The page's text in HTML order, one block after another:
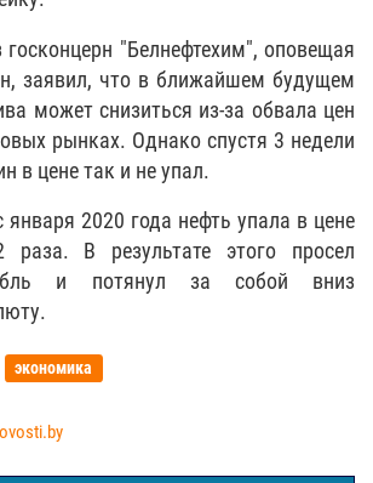
"Белнефтехим", оповещая
заявил, что в ближайшем будущем
может снизиться из-за обвала цен
рынках. Однако спустя 3 недели
в цене так и не упал.
2020 года нефть упала в цене
В результате этого просел
и потянул за собой вниз
экономика